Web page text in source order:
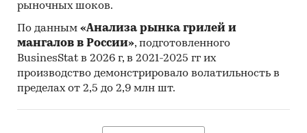
рыночных шоков.
По данным «Анализа рынка грилей и
мангалов в России», подготовленного
BusinesStat в 2026 г, в 2021-2025 гг их
производство демонстрировало волатильность в
пределах от 2,5 до 2,9 млн шт.